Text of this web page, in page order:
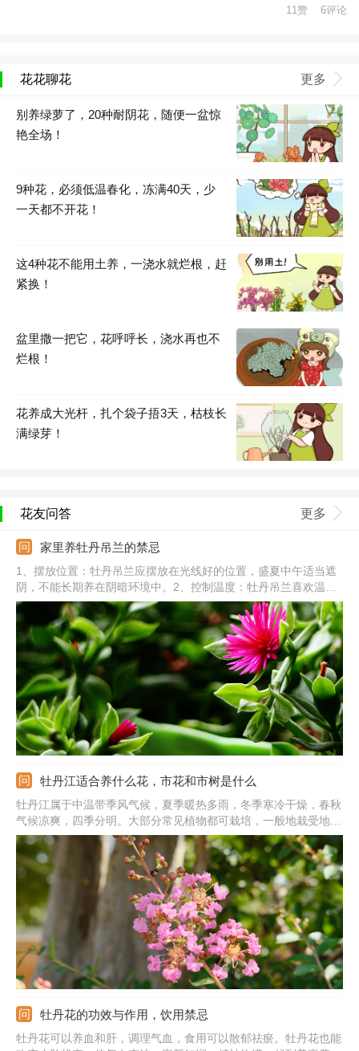
11赞 6评论
花花聊花 更多
别养绿萝了，20种耐阴花，随便一盆惊
艳全场！
9种花，必须低温春化，冻满40天，少
一天都不开花！
这4种花不能用土养，一浇水就烂根，赶
紧换！
盆里撒一把它，花呼呼长，浇水再也不
烂根！
花养成大光杆，扎个袋子捂3天，枯枝长
满绿芽！
花友问答 更多
家里养牡丹吊兰的禁忌
1、摆放位置：牡丹吊兰应摆放在光线好的位置，盛夏中午适当遮
阴，不能长期养在阴暗环境中。2、控制温度：牡丹吊兰喜欢温
暖，夏季需及时降温，移到阴凉通风处，冬季天气转凉后，需及时
移到室内保暖。3、水分管理：牡丹吊兰要及时浇水，避免积水，9
月份后减少浇水。4、养分管理：生长季节每半个月左右施加一次
饼肥水。
牡丹江适合养什么花，市花和市树是什么
牡丹江属于中温带季风气候，夏季暖热多雨，冬季寒冷干燥，春秋
气候凉爽，四季分明。大部分常见植物都可栽培，一般地栽受地域
影响严重，可栽培凌霄花、绣线菊、连翘、迎春花、紫叶李、毛樱
桃、锦带花、玉簪、牡丹、月季、芍药、萱草、虞美人、金鸡菊、
山茶、黄刺玫、腊梅、珍珠梅、梅花、白丁香、紫丁香、暴马丁香
牡丹花的功效与作用，饮用禁忌
牡丹花可以养血和肝，调理气血，食用可以散郁祛瘀。牡丹花也能